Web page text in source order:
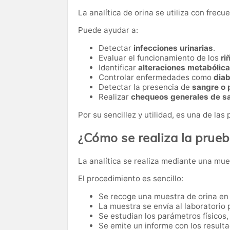
La analítica de orina se utiliza con
Puede ayudar a:
Detectar infecciones urinarias.
Evaluar el funcionamiento de los
Identificar alteraciones
Controlar enfermedades como
Detectar la presencia de sangre o
Realizar chequeos generales de
Por su sencillez y utilidad, es una de
¿Cómo se realiza la
La analítica se realiza mediante una
El procedimiento es sencillo:
Se recoge una muestra de orina
La muestra se envía al laboratorio
Se estudian los parámetros
Se emite un informe con los